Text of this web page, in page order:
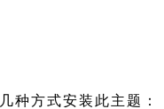
种方式安装此主题：